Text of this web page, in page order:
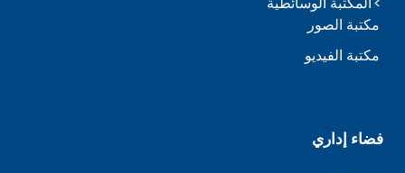
مكتبة الصور
مكتبة الفيديو
فضاء إداري